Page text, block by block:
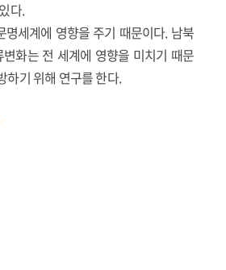
다.
명세계에 영향을 주기 때문이다. 남북
화는 전 세계에 영향을 미치기 때문
하기 위해 연구를 한다.